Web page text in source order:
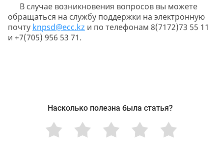
В случае возникновения вопросов вы можете
обращаться на службу поддержки на электронную
почту knpsd@ecc.kz и по телефонам 8(7172)73 55 11
и ‪+7(705) 956 53 71.
Насколько полезна была статья?